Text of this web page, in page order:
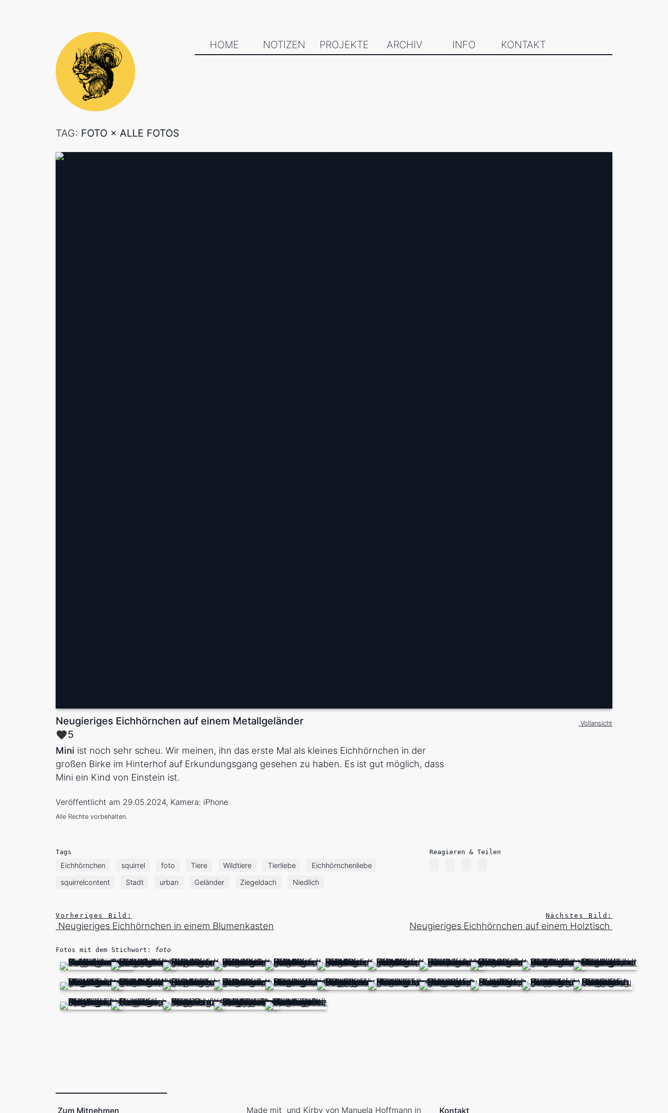
HOME NOTIZEN PROJEKTE ARCHIV INFO KONTAKT
TAG: FOTO × ALLE FOTOS
Neugieriges Eichhörnchen auf einem Metallgeländer
5
Mini ist noch sehr scheu. Wir meinen, ihn das erste Mal als kleines Eichhörnchen in der
großen Birke im Hinterhof auf Erkundungsgang gesehen zu haben. Es ist gut möglich, dass
Mini ein Kind von Einstein ist.
Veröffentlicht am 29.05.2024, Kamera: iPhone
Alle Rechte vorbehalten.
Vollansicht
Tags
Eichhörnchen squirrel foto Tiere Wildtiere Tierliebe Eichhörnchenliebe
squirrelcontent Stadt urban Geländer Ziegeldach Niedlich
Reagieren & Teilen
Vorheriges Bild:
Neugieriges Eichhörnchen in einem Blumenkasten
Nächstes Bild:
Neugieriges Eichhörnchen auf einem Holztisch
Fotos mit dem Stichwort: foto
Zum Mitnehmen Made mit und Kirby von Manuela Hoffmann in Kontakt